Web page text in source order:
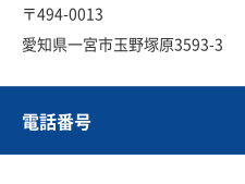
〒494-0013
愛知県一宮市玉野塚原3593-3
電話番号